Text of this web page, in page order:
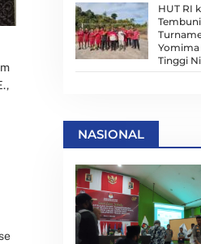
HUT RI
Tinggi
NASIONAL